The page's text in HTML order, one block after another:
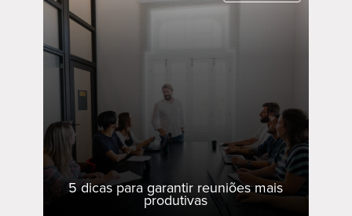
5 dicas para garantir reuniões mais
produtivas